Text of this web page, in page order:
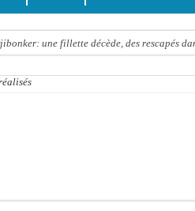
une fillette décède, des rescapés
et des sports Guéladio Ba en tournée,
financements de la Banque